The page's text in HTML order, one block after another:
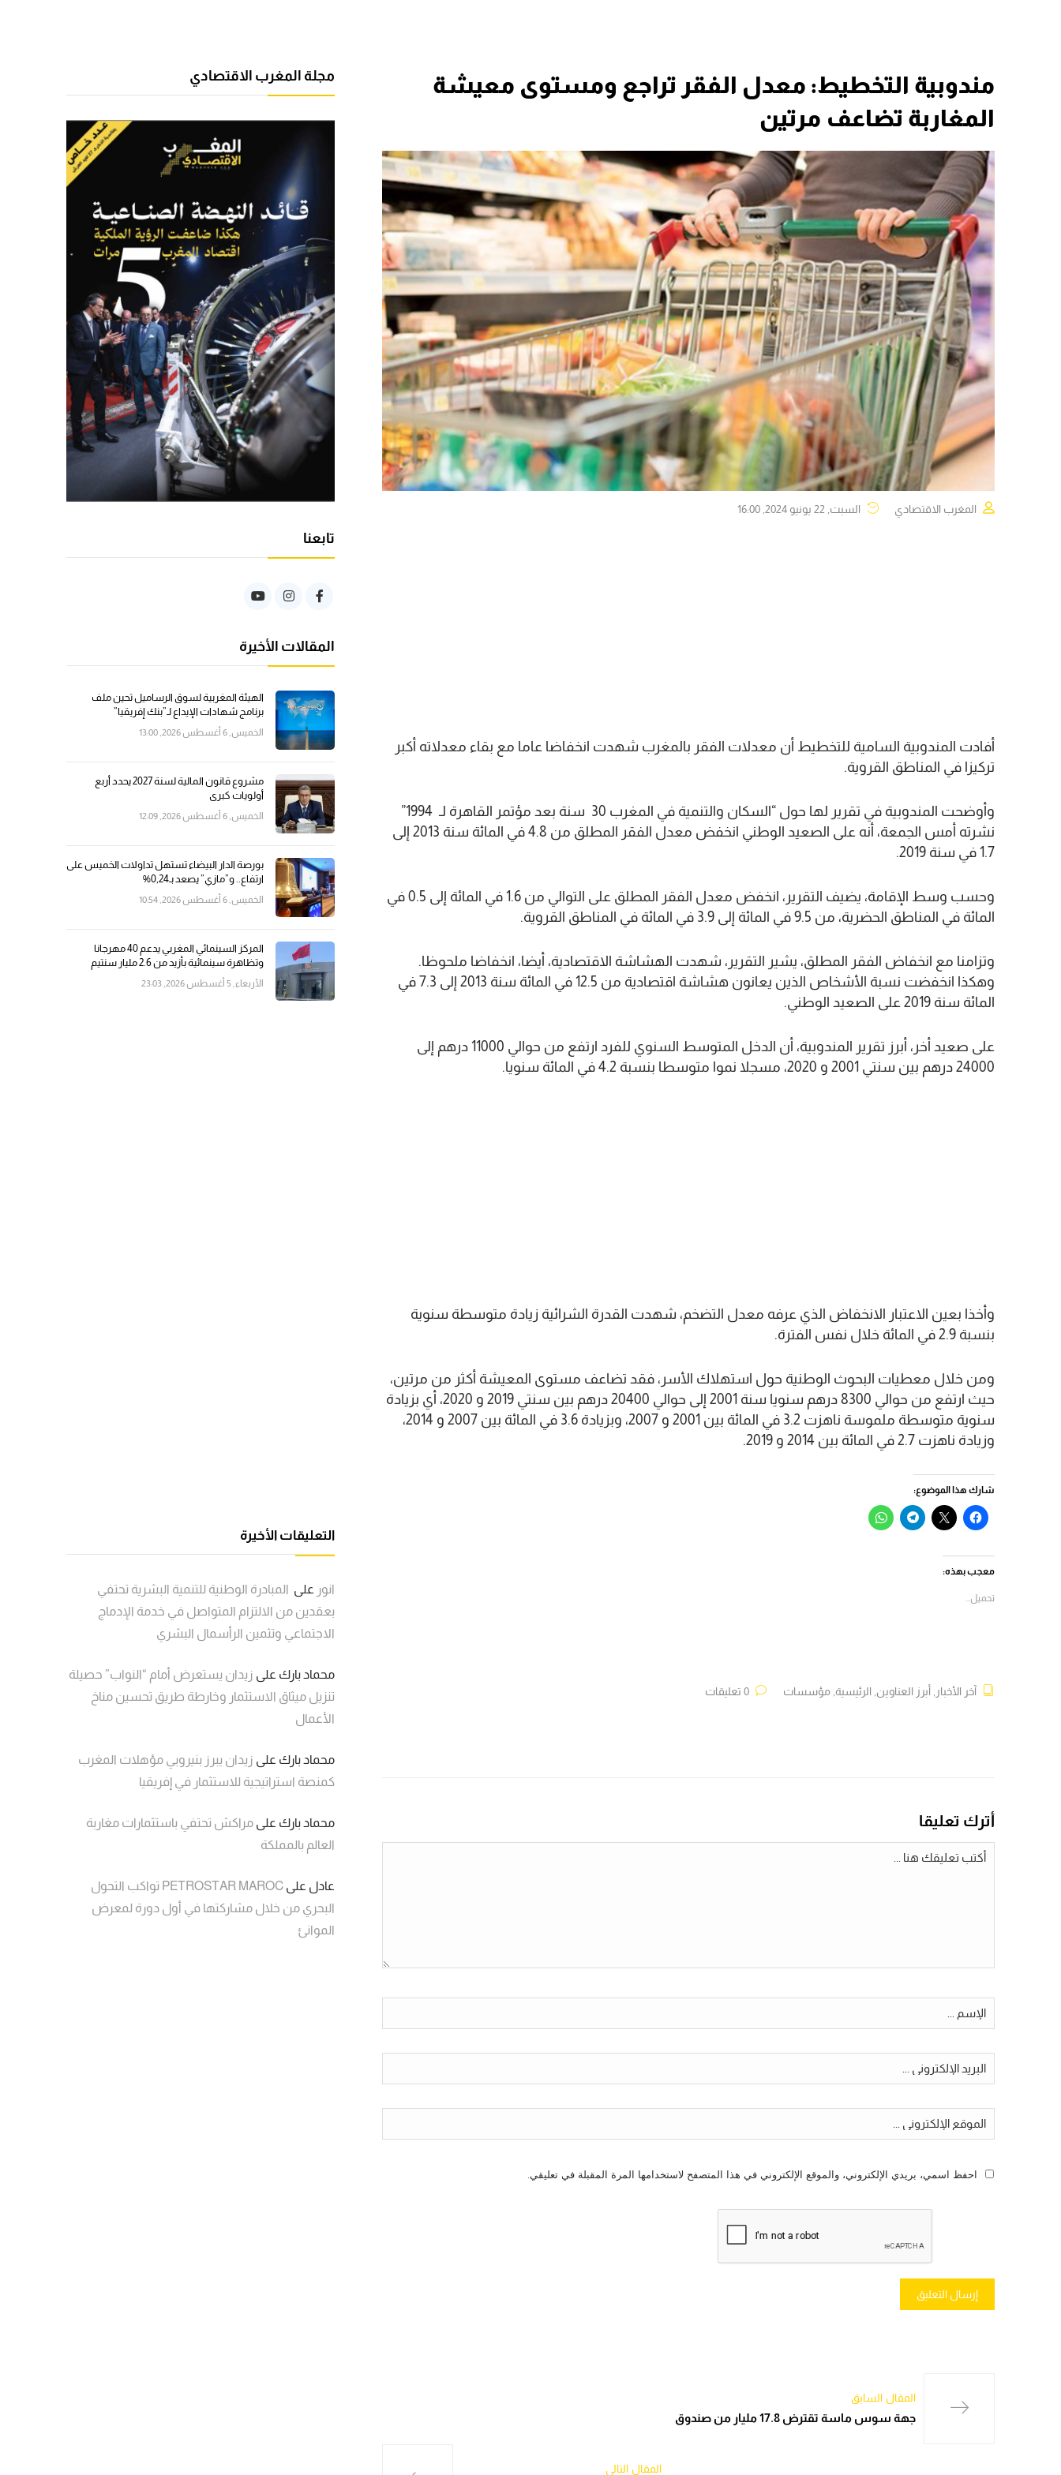
مندوبية التخطيط: معدل الفقر تراجع ومستوى معيشة
المغاربة تضاعف مرتين
المغرب الاقتصادي السبت, 22 يونيو 2024, 16:00
أفادت المندوبية السامية للتخطيط أن معدلات الفقر بالمغرب شهدت انخفاضا عاما مع بقاء معدلاته أكبر
تركيزا في المناطق القروية.
وأوضحت المندوبية في تقرير لها حول “السكان والتنمية في المغرب 30 سنة بعد مؤتمر القاهرة لـ 1994”
نشرته أمس الجمعة، أنه على الصعيد الوطني انخفض معدل الفقر المطلق من 4.8 في المائة سنة 2013 إلى
1.7 في سنة 2019.
وحسب وسط الإقامة، يضيف التقرير، انخفض معدل الفقر المطلق على التوالي من 1.6 في المائة إلى 0.5 في
المائة في المناطق الحضرية، من 9.5 في المائة إلى 3.9 في المائة في المناطق القروية.
وتزامنا مع انخفاض الفقر المطلق، يشير التقرير، شهدت الهشاشة الاقتصادية، أيضا، انخفاضا ملحوظا.
وهكذا انخفضت نسبة الأشخاص الذين يعانون هشاشة اقتصادية من 12.5 في المائة سنة 2013 إلى 7.3 في
المائة سنة 2019 على الصعيد الوطني.
على صعيد أخر، أبرز تقرير المندوبية، أن الدخل المتوسط السنوي للفرد ارتفع من حوالي 11000 درهم إلى
24000 درهم بين سنتي 2001 و 2020، مسجلا نموا متوسطا بنسبة 4.2 في المائة سنويا.
وأخذا بعين الاعتبار الانخفاض الذي عرفه معدل التضخم، شهدت القدرة الشرائية زيادة متوسطة سنوية
بنسبة 2.9 في المائة خلال نفس الفترة.
ومن خلال معطيات البحوث الوطنية حول استهلاك الأسر، فقد تضاعف مستوى المعيشة أكثر من مرتين،
حيث ارتفع من حوالي 8300 درهم سنويا سنة 2001 إلى حوالي 20400 درهم بين سنتي 2019 و 2020، أي بزيادة
سنوية متوسطة ملموسة ناهزت 3.2 في المائة بين 2001 و 2007، وبزيادة 3.6 في المائة بين 2007 و 2014،
وزيادة ناهزت 2.7 في المائة بين 2014 و 2019.
شارك هذا الموضوع:
انقر
للمشاركة
(فتح
في
نافذة
النقر
للمشاركة
انقر
للمشاركة
انقر
للمشاركة
معجب بهذه:
تحميل...
آخر الأخبار أبرز العناوين الرئيسية مؤسسات
أترك تعليقا
احفظ اسمي، بريدي الإلكتروني، والموقع الإلكتروني في هذا المتصفح لاستخدامها المرة المقبلة في تعليقي.
المقال السابق
جهة سوس ماسة تقترض 17.8 مليار من صندوق
المقال التالي
مجلة المغرب الاقتصادي
تابعنا
المقالات الأخيرة
الهيئة المغربية لسوق الرساميل تحين ملف
برنامج شهادات الإيداع لـ”بنك إفريقيا”
الخميس, 6 أغسطس 2026, 13:00
مشروع قانون المالية لسنة 2027 يحدد أربع
أولويات كبرى
الخميس, 6 أغسطس 2026, 12:09
بورصة الدار البيضاء تستهل تداولات الخميس على
ارتفاع.. و”مازي” يصعد بـ0,24%
الخميس, 6 أغسطس 2026, 10:54
المركز السينمائي المغربي يدعم 40 مهرجانا
وتظاهرة سينمائية بأزيد من 2.6 مليار سنتيم
الأربعاء, 5 أغسطس 2026, 23:03
التعليقات الأخيرة
انور على المبادرة الوطنية للتنمية البشرية تحتفي
بعقدين من الالتزام المتواصل في خدمة الإدماج
الاجتماعي وتثمين الرأسمال البشري
محماد بارك على زيدان يستعرض أمام “النواب” حصيلة
تنزيل ميثاق الاستثمار وخارطة طريق تحسين مناخ
الأعمال
محماد بارك على زيدان يبرز بنيروبي مؤهلات المغرب
كمنصة استراتيجية للاستثمار في إفريقيا
محماد بارك على مراكش تحتفي باستثمارات مغاربة
العالم بالمملكة
عادل على
PETROSTAR MAROC تواكب التحول
البحري من خلال مشاركتها في أول دورة لمعرض
الموانئ